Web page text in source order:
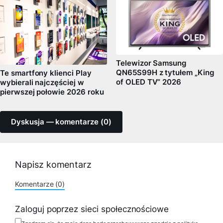
Te smartfony klienci Play
wybierali najczęściej w
pierwszej połowie 2026 roku
Telewizor Samsung
QN65S99H z tytułem „King
of OLED TV” 2026
Dyskusja — komentarze (0)
Napisz komentarz
Komentarze (0)
Zaloguj poprzez sieci społecznościowe